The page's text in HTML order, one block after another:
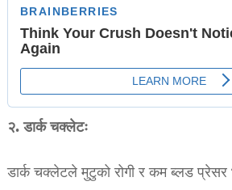
२. डार्क चक्लेटः
डार्क चक्लेटले मुटुको रोगी र कम ब्लड प्रेसर